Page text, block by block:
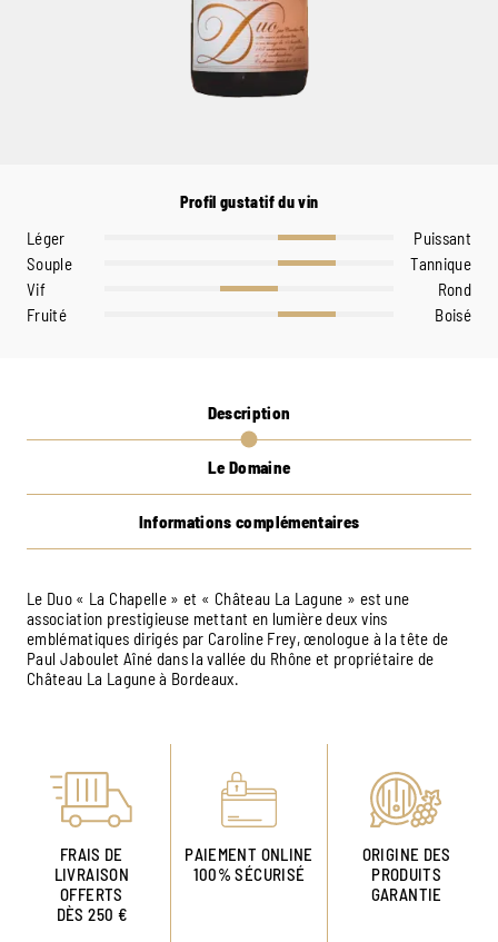
Profil gustatif du vin
Léger
Puissant
Souple
Tannique
Vif
Rond
Fruité
Boisé
Description
Le Domaine
Informations complémentaires
Le Duo « La Chapelle » et « Château La Lagune » est une
association prestigieuse mettant en lumière deux vins
emblématiques dirigés par Caroline Frey, œnologue à la tête de
Paul Jaboulet Aîné dans la vallée du Rhône et propriétaire de
Château La Lagune à Bordeaux.
FRAIS DE
LIVRAISON
OFFERTS
DÈS 250 €
PAIEMENT ONLINE
100% SÉCURISÉ
ORIGINE DES
PRODUITS
GARANTIE